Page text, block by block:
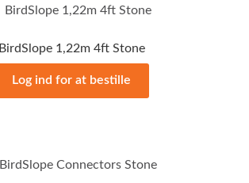
BirdSlope 1,22m 4ft Stone
Log ind for at bestille